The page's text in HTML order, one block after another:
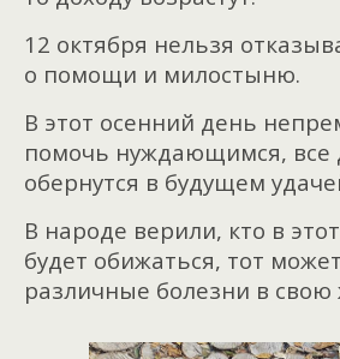
12 октября нельзя
о помощи и милостыню.
В этот осенний день
помочь нуждающимся, все
обернутся в будущем
В народе верили, кто в
будет обижаться, тот
различные болезни в свою